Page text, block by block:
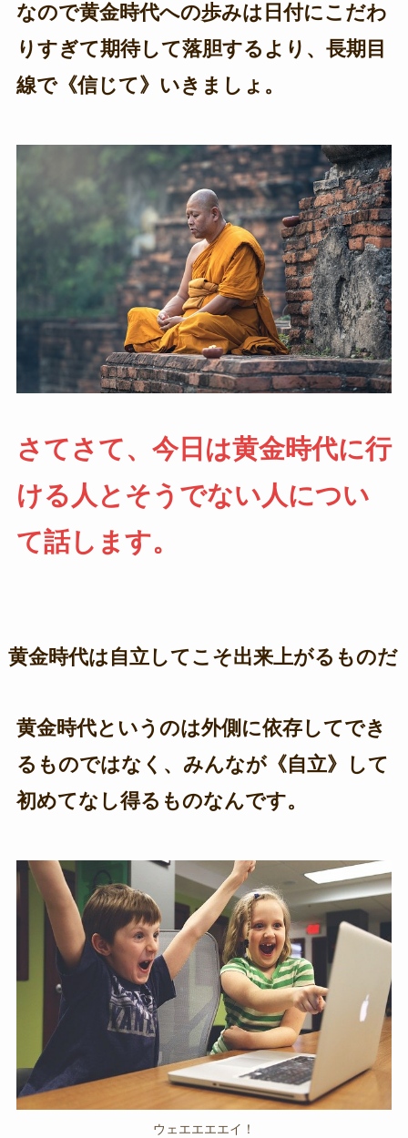
なので黄金時代への歩みは日付にこだわ
りすぎて期待して落胆するより、長期目
線で《信じて》いきましょ。
さてさて、今日は黄金時代に行
ける人とそうでない人につい
て話します。
黄金時代は自立してこそ出来上がるものだ
黄金時代というのは外側に依存してでき
るものではなく、みんなが《自立》して
初めてなし得るものなんです。
ウェエエエエイ！